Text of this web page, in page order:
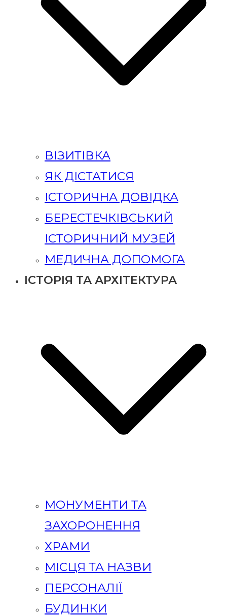
ВІЗИТІВКА
ЯК ДІСТАТИСЯ
ІСТОРИЧНА ДОВІДКА
БЕРЕСТЕЧКІВСЬКИЙ
ІСТОРИЧНИЙ МУЗЕЙ
МЕДИЧНА ДОПОМОГА
ІСТОРІЯ ТА АРХІТЕКТУРА
МОНУМЕНТИ ТА
ЗАХОРОНЕННЯ
ХРАМИ
МІСЦЯ ТА НАЗВИ
ПЕРСОНАЛІЇ
БУДИНКИ